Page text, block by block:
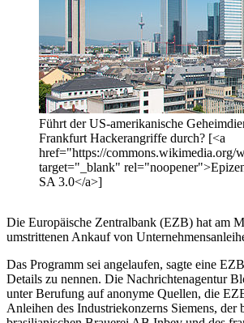
Führt der US-amerikanische
Frankfurt Hackerangriffe durch? [<a
href="https://commons.wikimedia.org/
target="_blank"
SA 3.0</a>]
Die Europäische Zentralbank (EZB) hat am
umstrittenen Ankauf von
Das Programm sei angelaufen, sagte eine
Details zu nennen. Die Nachrichtenagentur
unter Berufung auf anonyme Quellen, die
Anleihen des Industriekonzerns Siemens, der